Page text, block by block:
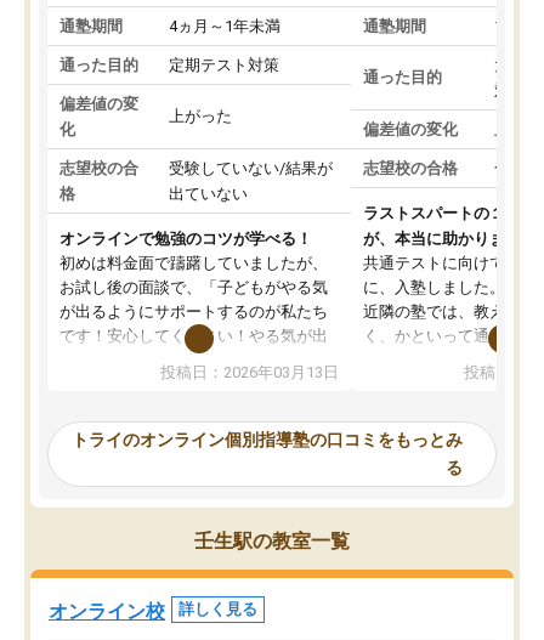
通塾期間 4ヵ月～1年未満
通った目的 定期テスト対策
偏差値の変
化
上がった
志望校の合
格
受験していない/結果が
出ていない
オンラインで勉強のコツが学べる！
初めは料金面で躊躇していましたが、
お試し後の面談で、「子どもがやる気
が出るようにサポートするのが私たち
です！安心してください！やる気が出
ないのは私たち講師の責任です」と言
ってくださり、確かに！と考えて、思
ったんですが、学生の先生から学ぶこ
み、徐々に成績が上がったらいいなと
思っていました。何が今足りないのか
を的確に指導いただき、子どももびっ
くりするほど楽しんでやる気を持って
塾を受けています。狙い通り、少しず
つ成績も上がり、苦手意識も無くなっ
てきたので、さらに苦手な数学も追加
投稿日：2026年03月13日
通塾期間 1～3
通った目的
大学
対策
偏差値の変化
志望校の合格 合格
ラストスパートの１か月
が、本当に助かりました
共通テストに向けての追
に、入塾しました。田舎
近隣の塾では、教えても
く、かといって通うには
可能なので本当に助か
らないところをピンポイ
頂いて、とてもわかり
していました。一生を
スト、多少お金がかかっ
投稿日：
トライのオンライン個別指導塾の口コミをもっとみ
る
壬生駅の教室一覧
オンライン校 詳しく見る